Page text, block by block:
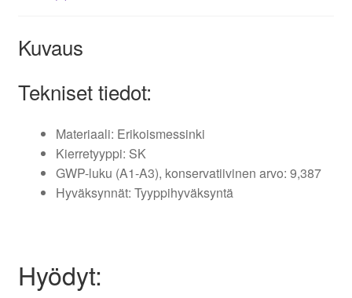
Kuvaus
Tekniset tiedot:
Materiaali: Erikoismessinki
Kierretyyppi: SK
GWP-luku (A1-A3), konservatiivinen arvo: 9,387
Hyväksynnät: Tyyppihyväksyntä
Hyödyt: